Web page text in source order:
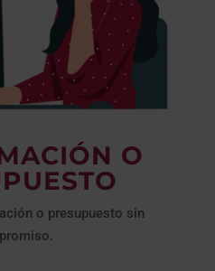
O
o presupuesto sin